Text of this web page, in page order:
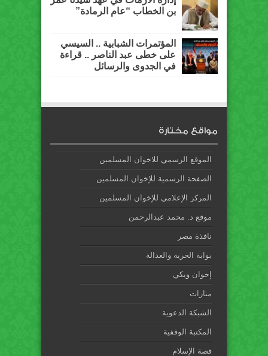
بن الخطاب “عام الرمادة”
المؤتمرات الشبابية .. السيسي
على خطى عبد الناصر .. قراءة
في الجدوى والرسائل
مواقع مختارة
الموقع الرسمي للاخوان المسلمين
الصفحة الرسمية للإخوان المسلمين
المركز الإعلامي للإخوان المسلمين
موقع د. محمد عبدالرحمن
نافذة مصر
بوابة الحرية والعدالة
إخوان ويكي
منارات
الشبكة الدعوية
المكتبة الوقفية
قصة الإسلام